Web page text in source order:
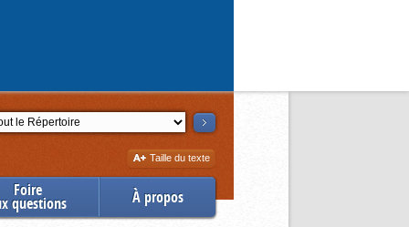
Augmenter
la
Taille du texte
Foire
questions À propos